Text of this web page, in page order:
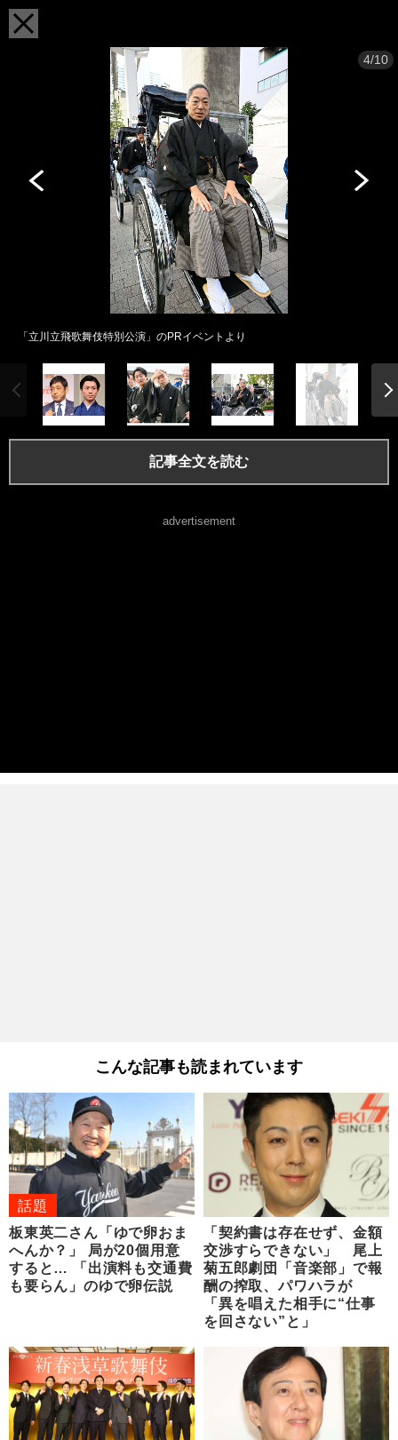
4/10
「立川立飛歌舞伎特別公演」のPRイベントより
記事全文を読む
advertisement
こんな記事も読まれています
話題
板東英二さん「ゆで卵おま
へんか？」 局が20個用意
すると… 「出演料も交通費
も要らん」のゆで卵伝説
「契約書は存在せず、金額
交渉すらできない」 尾上
菊五郎劇団「音楽部」で報
酬の搾取、パワハラが
「異を唱えた相手に“仕事
を回さない”と」